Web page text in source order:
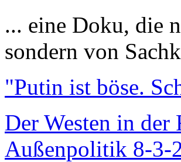
... eine Doku, die
sondern von
"Putin ist böse.
Der Westen in
Außenpolitik 8-3-